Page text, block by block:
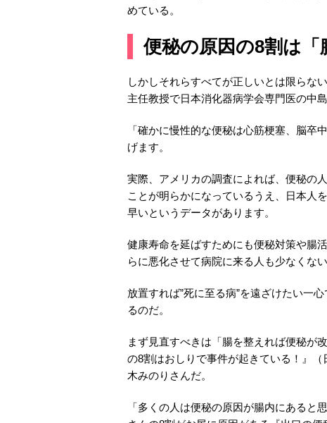
めている。
便秘の原因の8割は
しかしそれらすべてが正しいとは限らな
主任教授で日本消化器病学会専門医の中
「確かに慢性的な便秘は心筋梗塞、脳卒
げます。
実際、アメリカの調査によれば、便秘の
ことが明らかになっているうえ、日本人
早いというデータがあります。
健康寿命を延ばすためにも便秘対策や腸
らに悪化させて病院に来る人も少なくな
放置すれば”死に至る病”を遠ざけたい一
るのだ。
まず見直すべきは「腸を整えれば便秘
の8割はおしりで事件が起きている！』
木みのりさんだ。
「多くの人は便秘の原因が腸内にある